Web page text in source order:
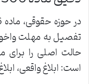
تفصیل به مهلت
حالت اصلی را برای
است: ابلاغ واقعی،